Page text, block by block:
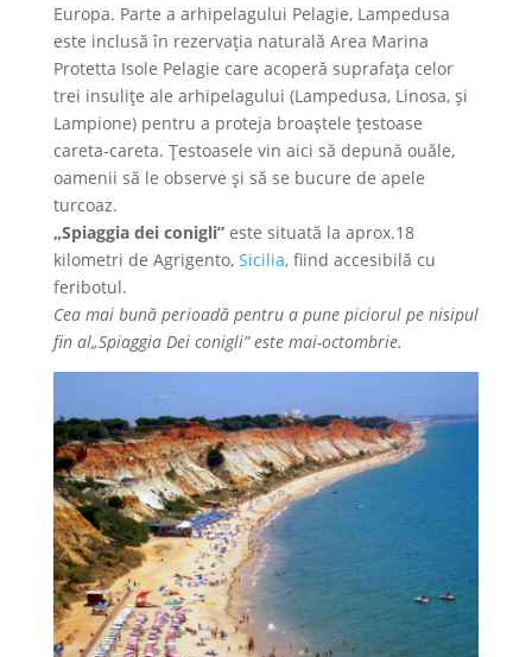
Europa. Parte a arhipelagului Pelagie, Lampedusa
este inclusă în rezervația naturală Area Marina
Protetta Isole Pelagie care acoperă suprafața celor
trei insulițe ale arhipelagului (Lampedusa, Linosa, și
Lampione) pentru a proteja broaștele țestoase
careta-careta. Țestoasele vin aici să depună ouăle,
oamenii să le observe și să se bucure de apele
turcoaz.
„Spiaggia dei conigli”este situată la aprox.18
kilometri de Agrigento, Sicilia, fiind accesibilă cu
feribotul.
Cea mai bună perioadă pentru a pune piciorul pe nisipul
fin al„Spiaggia Dei conigli” este mai-octombrie.